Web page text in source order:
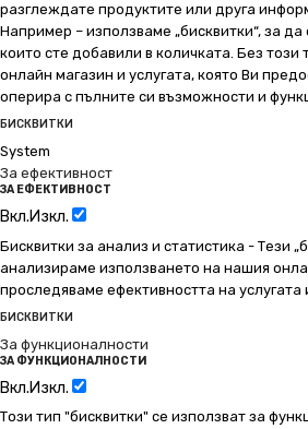
разглеждате продуктите или друга
Например – използваме „бисквитки“, за
които сте добавили в количката. Без този
онлайн магазин и услугата, която Ви
оперира с пълните си възможности и
БИСКВИТКИ
System
За ефективност
ЗА ЕФЕКТИВНОСТ
Вкл.Изкл.
Бисквитки за анализ и статистика - Тези
анализираме използването на нашия
проследяваме ефективността на услугата
БИСКВИТКИ
За функционалности
ЗА ФУНКЦИОНАЛНОСТИ
Вкл.Изкл.
Този тип "бисквитки" се използват за